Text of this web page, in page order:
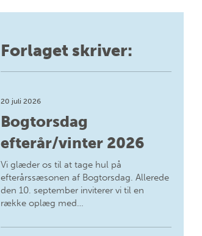
Forlaget skriver:
20 juli 2026
Bogtorsdag
efterår/vinter 2026
Vi glæder os til at tage hul på
efterårssæsonen af Bogtorsdag. Allerede
den 10. september inviterer vi til en
række oplæg med…